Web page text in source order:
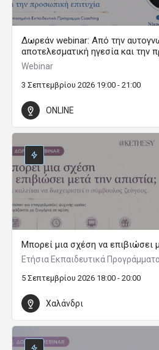
Δωρεάν webinar: Από την
αποτελεσματική ηγεσία και την
Webinar
3 Σεπτεμβρίου 2026 19:00 - 21:00
ONLINE
Μπορεί μια σχέση να επιβιώσει
Ετήσια Εκπαιδευτικά
5 Σεπτεμβρίου 2026 18:00 - 20:00
Χαλάνδρι